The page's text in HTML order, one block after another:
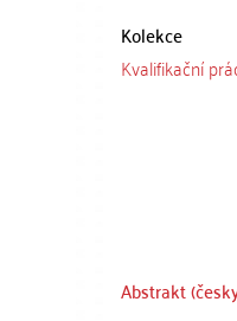
Kolekce
Kvalifikační
Abstrakt